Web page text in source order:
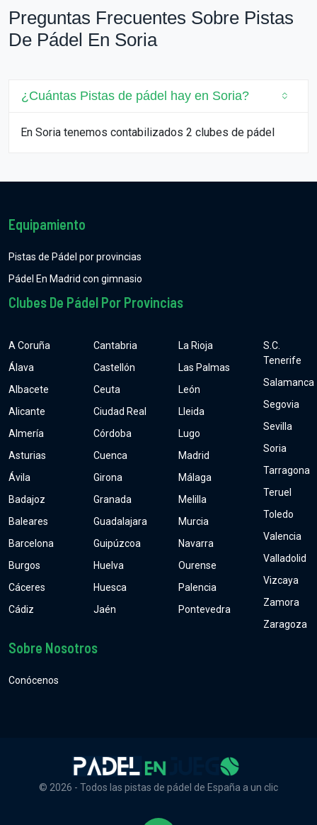
Preguntas Frecuentes Sobre Pistas
De Pádel En Soria
¿Cuántas Pistas de pádel hay en Soria?
En Soria tenemos contabilizados 2 clubes de pádel
Equipamiento
Pistas de Pádel por provincias
Pádel En Madrid con gimnasio
Clubes De Pádel Por Provincias
A Coruña
Álava
Albacete
Alicante
Almería
Asturias
Ávila
Badajoz
Baleares
Barcelona
Burgos
Cáceres
Cádiz
Cantabria
Castellón
Ceuta
Ciudad Real
Córdoba
Cuenca
Girona
Granada
Guadalajara
Guipúzcoa
Huelva
Huesca
Jaén
La Rioja
Las Palmas
León
Lleida
Lugo
Madrid
Málaga
Melilla
Murcia
Navarra
Ourense
Palencia
Pontevedra
S.C.
Tenerife
Salamanca
Segovia
Sevilla
Soria
Tarragona
Teruel
Toledo
Valencia
Valladolid
Vizcaya
Zamora
Zaragoza
Sobre Nosotros
Conócenos
© 2026 - Todos las pistas de pádel de España a un clic